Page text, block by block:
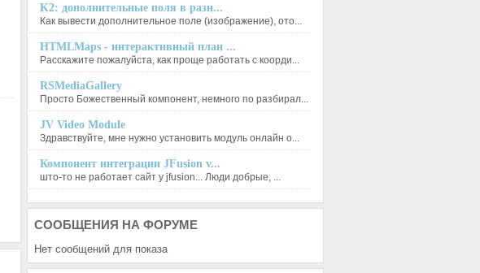
K2: дополнительные поля в разн...
Как вывести дополнительное поле (изображение), ото...
HTMLMaps - интерактивный план ...
Расскажите пожалуйста, как проще работать с коорди...
RSMediaGallery
Просто Божественный компонент, немного по разбирал...
JV Video Module
Здравствуйте, мне нужно установить модуль онлайн о...
Компонент интеграции JFusion v...
што-то не работает сайт у jfusion... Люди добрые, ...
СООБЩЕНИЯ НА ФОРУМЕ
Нет сообщений для показа